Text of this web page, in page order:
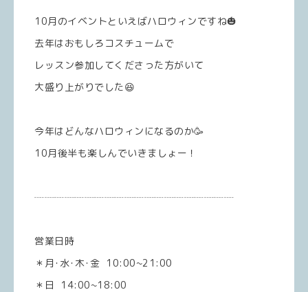
10月のイベントといえばハロウィンですね🎃
去年はおもしろコスチュームで
レッスン参加してくださった方がいて
大盛り上がりでした😆
今年はどんなハロウィンになるのか🥳
10月後半も楽しんでいきましょー！
┈┈┈┈┈┈┈┈┈┈┈┈┈┈┈┈┈┈┈┈
営業日時
＊月･水･木･金 10:00~21:00
＊日 14:00~18:00